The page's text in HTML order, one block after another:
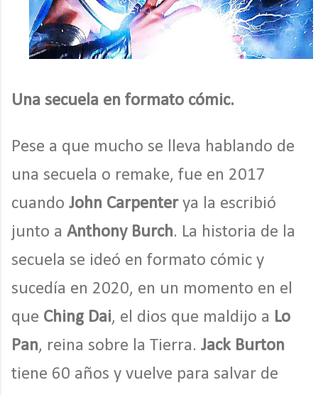
Una secuela en formato cómic.
Pese a que mucho se lleva hablando de
una secuela o remake, fue en 2017
cuando John Carpenterya la escribió
junto a Anthony Burch. La historia de la
secuela se ideó en formato cómic y
sucedía en 2020, en un momento en el
que Ching Dai, el dios que maldijo a Lo
Pan, reina sobre la Tierra. Jack Burton
tiene 60 años y vuelve para salvar de